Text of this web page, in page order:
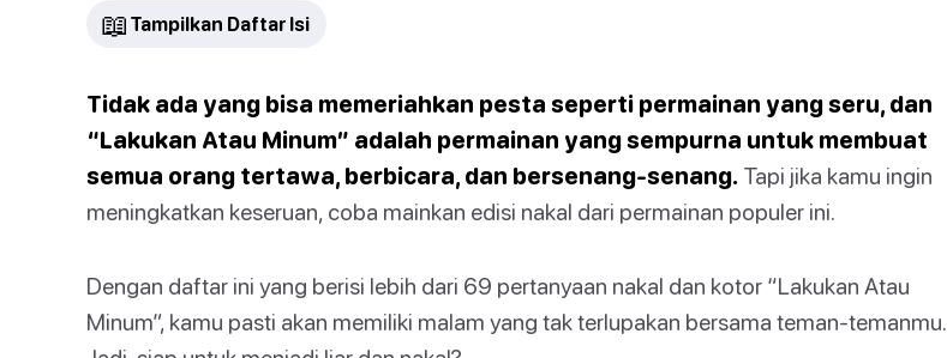
📖 Tampilkan Daftar Isi
Tidak ada yang bisa memeriahkan pesta seperti permainan yang seru, dan
“Lakukan Atau Minum” adalah permainan yang sempurna untuk membuat
semua orang tertawa, berbicara, dan bersenang-senang. Tapi jika kamu ingin
meningkatkan keseruan, coba mainkan edisi nakal dari permainan populer ini.
Dengan daftar ini yang berisi lebih dari 69 pertanyaan nakal dan kotor “Lakukan Atau
Minum”, kamu pasti akan memiliki malam yang tak terlupakan bersama teman-temanmu.